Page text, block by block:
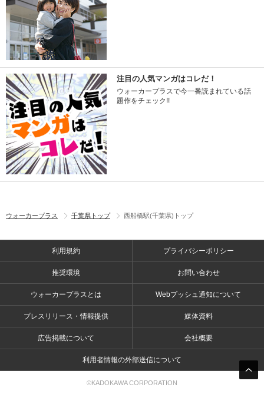
注目の人気マンガはコレだ！
ウォーカープラスで今一番読まれている話
題作をチェック!!
ウォーカープラス 千葉県トップ 西船橋駅(千葉県)トップ
利用規約 プライバシーポリシー
推奨環境 お問い合わせ
ウォーカープラスとは Webプッシュ通知について
プレスリリース・情報提供 媒体資料
広告掲載について 会社概要
利用者情報の外部送信について
©KADOKAWA CORPORATION